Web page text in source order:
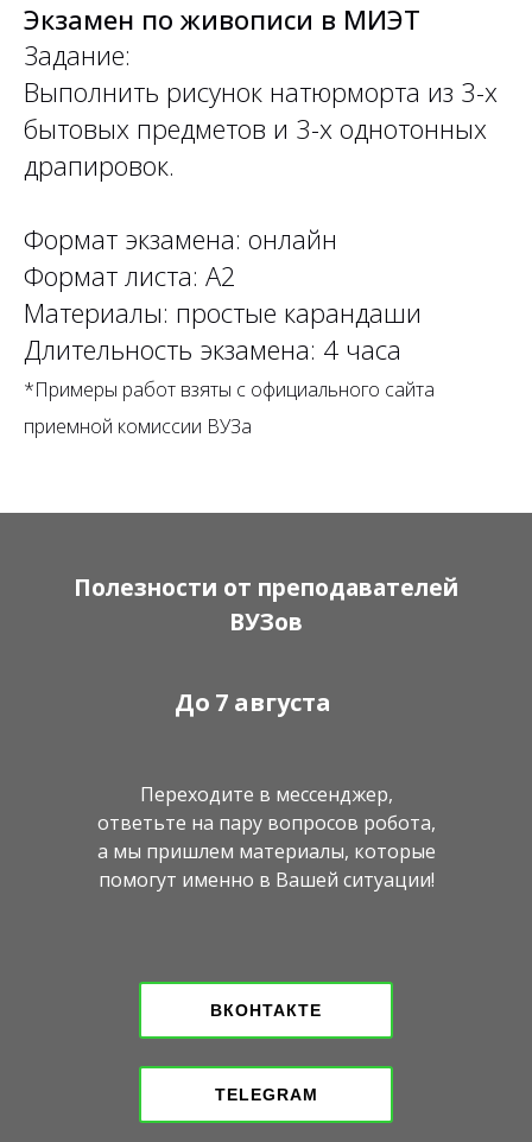
Экзамен по живописи в МИЭТ
Задание:
Выполнить рисунок натюрморта из 3-х
бытовых предметов и 3-х однотонных
драпировок.
Формат экзамена: онлайн
Формат листа: А2
Материалы: простые карандаши
Длительность экзамена: 4 часа
*Примеры работ взяты с официального сайта
приемной комиссии ВУЗа
Полезности от преподавателей
ВУЗов
Переходите в мессенджер,
ответьте на пару вопросов робота,
а мы пришлем материалы, которые
помогут именно в Вашей ситуации!
ВКОНТАКТЕ
7 августа
До
TELEGRAM